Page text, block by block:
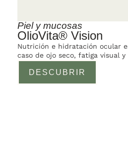
Piel y mucosas
OlioVita® Vision
DESCUBRIR
Nutrición e hidratación ocular
caso de ojo seco, fatiga visual y